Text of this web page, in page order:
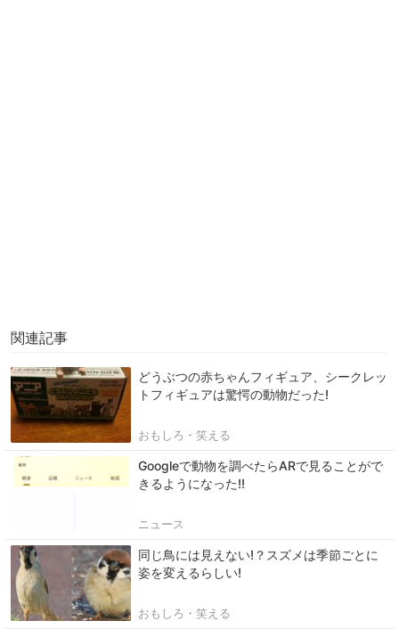
関連記事
どうぶつの赤ちゃんフィギュア、シークレッ
トフィギュアは驚愕の動物だった!
おもしろ・笑える
Googleで動物を調べたらARで見ることがで
きるようになった!!
ニュース
同じ鳥には見えない!？スズメは季節ごとに
姿を変えるらしい!
おもしろ・笑える